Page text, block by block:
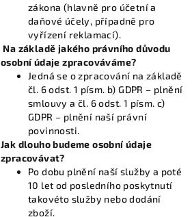
zákona (hlavně pro účetní a
daňové účely, případně pro
vyřízení reklamací).
Na základě jakého právního důvodu
osobní údaje zpracováváme?
Jedná se o zpracování na základě
čl. 6 odst. 1 písm. b) GDPR – plnění
smlouvy a čl. 6 odst. 1 písm. c)
GDPR – plnění naší právní
povinnosti.
Jak dlouho budeme osobní údaje
zpracovávat?
Po dobu plnění naší služby a poté
10 let od posledního poskytnutí
takovéto služby nebo dodání
zboží.